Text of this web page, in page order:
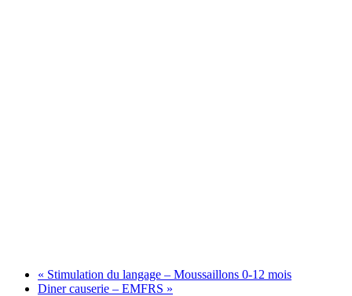
« Stimulation du langage – Moussaillons 0-12 mois
Diner causerie – EMFRS »